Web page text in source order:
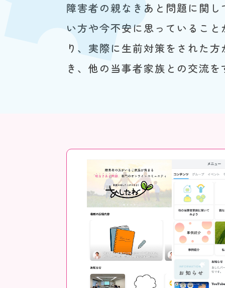
障害者の親なきあと問題に関
い方や今不安に思っているこ
り、実際に生前対策をされた
き、他の当事者家族との交流